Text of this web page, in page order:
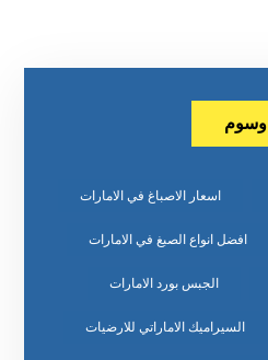
وسوم
اسعار الاصباغ في الامارات
افضل انواع الصبغ في الامارات
الجبس بورد الامارات
السيراميك الاماراتي للارضيات